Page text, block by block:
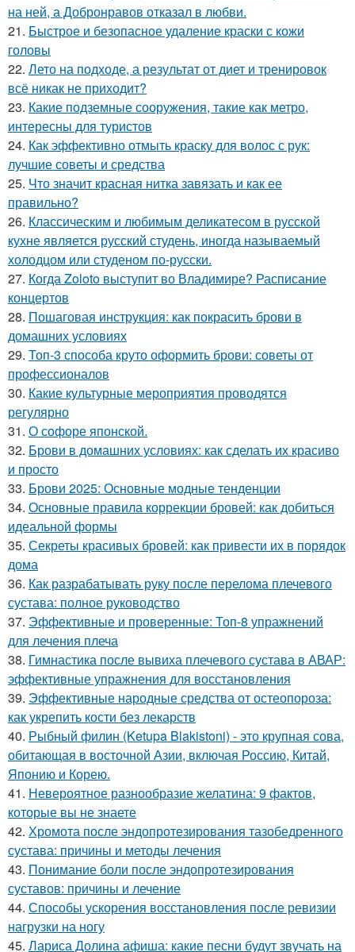
на ней, а Добронравов отказал в любви.
21. Быстрое и безопасное удаление краски с кожи
головы
22. Лето на подходе, а результат от диет и тренировок
всё никак не приходит?
23. Какие подземные сооружения, такие как метро,
интересны для туристов
24. Как эффективно отмыть краску для волос с рук:
лучшие советы и средства
25. Что значит красная нитка завязать и как ее
правильно?
26. Классическим и любимым деликатесом в русской
кухне является русский студень, иногда называемый
холодцом или студеном по-русски.
27. Когда Zoloto выступит во Владимире? Расписание
концертов
28. Пошаговая инструкция: как покрасить брови в
домашних условиях
29. Топ-3 способа круто оформить брови: советы от
профессионалов
30. Какие культурные мероприятия проводятся
регулярно
31. О софоре японской.
32. Брови в домашних условиях: как сделать их красиво
и просто
33. Брови 2025: Основные модные тенденции
34. Основные правила коррекции бровей: как добиться
идеальной формы
35. Секреты красивых бровей: как привести их в порядок
дома
36. Как разрабатывать руку после перелома плечевого
сустава: полное руководство
37. Эффективные и проверенные: Топ-8 упражнений
для лечения плеча
38. Гимнастика после вывиха плечевого сустава в АВАР:
эффективные упражнения для восстановления
39. Эффективные народные средства от остеопороза:
как укрепить кости без лекарств
40. Рыбный филин (Ketupa Blakistoni) - это крупная сова,
обитающая в восточной Азии, включая Россию, Китай,
Японию и Корею.
41. Невероятное разнообразие желатина: 9 фактов,
которые вы не знаете
42. Хромота после эндопротезирования тазобедренного
сустава: причины и методы лечения
43. Понимание боли после эндопротезирования
суставов: причины и лечение
44. Способы ускорения восстановления после ревизии
нагрузки на ногу
45. Лариса Долина афиша: какие песни будут звучать на